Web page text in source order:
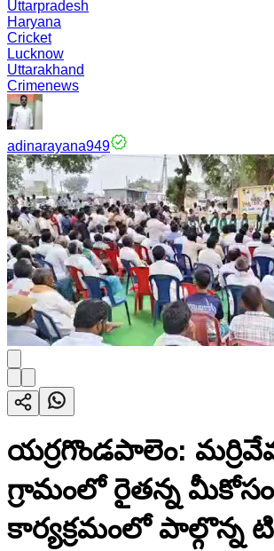
Uttarpradesh
Haryana
Cricket
Lucknow
Uttarakhand
Crimenews
adinarayana949
యర్రగొండపాలెం:
గ్రామంలో రైతన్న మీకోసం
కార్యక్రమంలో పాల్గొన్న